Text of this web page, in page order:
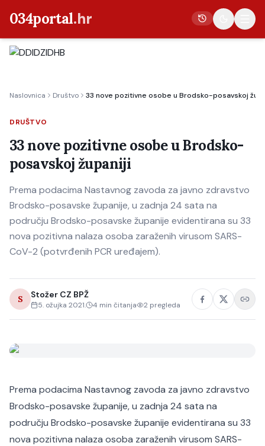
034portal.hr
Crna kronika
Poljoprivreda
Politika
Gospodarstvo
Kultura
Sport
Naslovnica Društvo 33 nove pozitivne osobe u Brodsko-posavskoj
DRUŠTVO
33 nove pozitivne osobe u Brodsko-
posavskoj županiji
Prema podacima Nastavnog zavoda za javno zdravstvo
Brodsko-posavske županije, u zadnja 24 sata na
području Brodsko-posavske županije evidentirana su 33
nova pozitivna nalaza osoba zaraženih virusom SARS-
CoV-2 (potvrđenih PCR uređajem).
S Stožer CZ BPŽ
5. ožujka 2021. 4 min čitanja 2 pregleda
Prema podacima Nastavnog zavoda za javno zdravstvo
Brodsko-posavske županije, u zadnja 24 sata na
području Brodsko-posavske županije evidentirana su 33
nova pozitivna nalaza osoba zaraženih virusom SARS-